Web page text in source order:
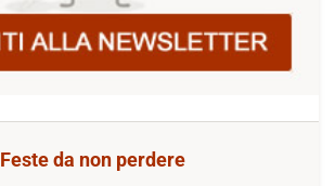
Feste da non perdere